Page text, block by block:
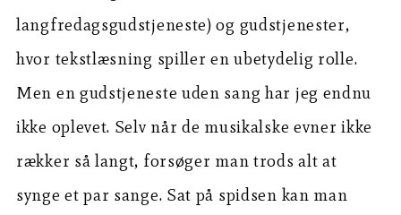
langfredagsgudstjeneste) og gudstjenester,
hvor tekstlæsning spiller en ubetydelig rolle.
Men en gudstjeneste uden sang har jeg endnu
ikke oplevet. Selv når de musikalske evner ikke
rækker så langt, forsøger man trods alt at
synge et par sange. Sat på spidsen kan man